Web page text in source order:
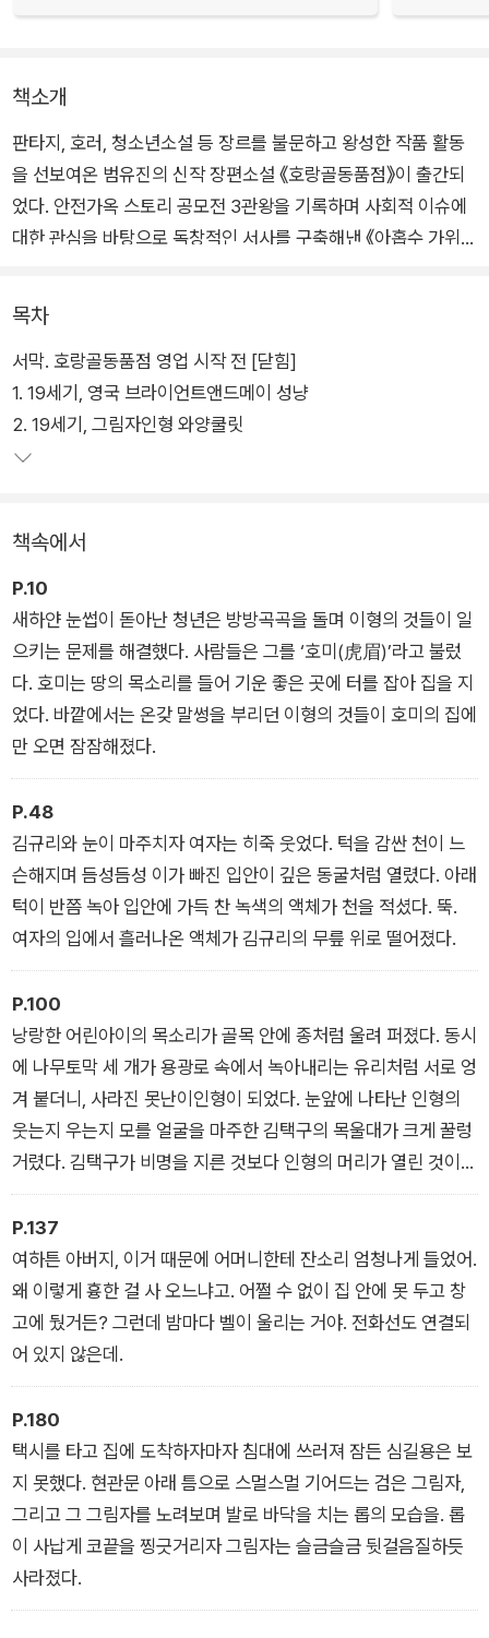
책소개
판타지, 호러, 청소년소설 등 장르를 불문하고 왕성한 작품 활동
을 선보여온 범유진의 신작 장편소설 《호랑골동품점》이 출간되
었다. 안전가옥 스토리 공모전 3관왕을 기록하며 사회적 이슈에
대한 관심을 바탕으로 독창적인 서사를 구축해낸 《아홉수 가위》
레트로 텔레비전 탑과 고미술점이 늘어선 골목의 끝, 밤 11시에
문을 열어 새벽 4시까지 운영하는 수상한 가게가 있다. 호랑골동
품점은 사회 구조적 문제와 부조리로 억울하게 희생된 이들의 한
이 깃든 물건을 보관하는 장소이다. 이곳을 지키는 호미(虎眉)와
신령한 땅의 기운이 오랜 시간을 들여 골동품에 서린 불온한 힘을
목차
서막. 호랑골동품점 영업 시작 전 [닫힘]
1. 19세기, 영국 브라이언트앤드메이 성냥
2. 19세기, 그림자인형 와양쿨릿
책속에서
P.10
새하얀 눈썹이 돋아난 청년은 방방곡곡을 돌며 이형의 것들이 일
으키는 문제를 해결했다. 사람들은 그를 ‘호미(虎眉)’라고 불렀
다. 호미는 땅의 목소리를 들어 기운 좋은 곳에 터를 잡아 집을 지
었다. 바깥에서는 온갖 말썽을 부리던 이형의 것들이 호미의 집에
만 오면 잠잠해졌다.
P.48
김규리와 눈이 마주치자 여자는 히죽 웃었다. 턱을 감싼 천이 느
슨해지며 듬성듬성 이가 빠진 입안이 깊은 동굴처럼 열렸다. 아래
턱이 반쯤 녹아 입안에 가득 찬 녹색의 액체가 천을 적셨다. 뚝.
여자의 입에서 흘러나온 액체가 김규리의 무릎 위로 떨어졌다.
P.100
낭랑한 어린아이의 목소리가 골목 안에 종처럼 울려 퍼졌다. 동시
에 나무토막 세 개가 용광로 속에서 녹아내리는 유리처럼 서로 엉
겨 붙더니, 사라진 못난이인형이 되었다. 눈앞에 나타난 인형의
웃는지 우는지 모를 얼굴을 마주한 김택구의 목울대가 크게 꿀렁
거렸다. 김택구가 비명을 지른 것보다 인형의 머리가 열린 것이
먼저였다. 그 안에서 쏟아져 나온 수백 마리의 메뚜기가 김택구에
게 달려들었다.
P.137
여하튼 아버지, 이거 때문에 어머니한테 잔소리 엄청나게 들었어.
왜 이렇게 흉한 걸 사 오느냐고. 어쩔 수 없이 집 안에 못 두고 창
고에 뒀거든? 그런데 밤마다 벨이 울리는 거야. 전화선도 연결되
어 있지 않은데.
P.180
택시를 타고 집에 도착하자마자 침대에 쓰러져 잠든 심길용은 보
지 못했다. 현관문 아래 틈으로 스멀스멀 기어드는 검은 그림자,
그리고 그 그림자를 노려보며 발로 바닥을 치는 롭의 모습을. 롭
이 사납게 코끝을 찡긋거리자 그림자는 슬금슬금 뒷걸음질하듯
사라졌다.